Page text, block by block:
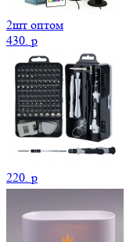
2шт оптом
430. p
220. p